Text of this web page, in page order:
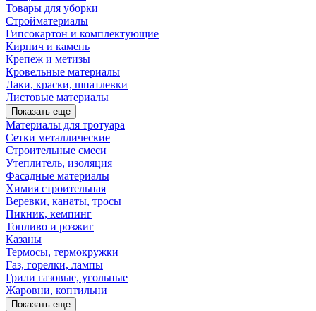
Товары для уборки
Стройматериалы
Гипсокартон и комплектующие
Кирпич и камень
Крепеж и метизы
Кровельные материалы
Лаки, краски, шпатлевки
Листовые материалы
Показать еще
Материалы для тротуара
Сетки металлические
Строительные смеси
Утеплитель, изоляция
Фасадные материалы
Химия строительная
Веревки, канаты, тросы
Пикник, кемпинг
Топливо и розжиг
Казаны
Термосы, термокружки
Газ, горелки, лампы
Грили газовые, угольные
Жаровни, коптильни
Показать еще